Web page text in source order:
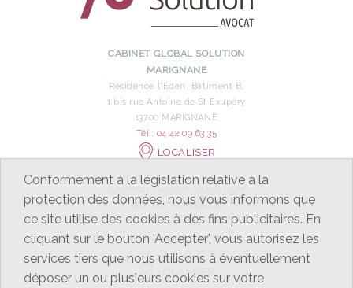
CABINET GLOBAL SOLUTION
MARIGNANE
Résidence l'Eden, Bâtiment B,
1 bis rue Antoine de St Exupéry
13700 MARIGNANE
Tél : 04 42 09 63 35
LOCALISER
CABINET GLOBAL SOLUTION
AIX EN PROVENCE
7, rue Emeric David
13100 Aix-en-Provence
04 42 23 00 13
LOCALISER
Conformément à la législation relative à la
protection des données, nous vous informons que
ce site utilise des cookies à des fins publicitaires. En
cliquant sur le bouton 'Accepter', vous autorisez les
services tiers que nous utilisons à éventuellement
déposer un ou plusieurs cookies sur votre